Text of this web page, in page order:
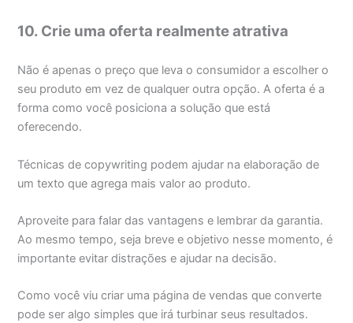
10. Crie uma oferta realmente atrativa
Não é apenas o preço que leva o consumidor a escolher o
seu produto em vez de qualquer outra opção. A oferta é a
forma como você posiciona a solução que está
oferecendo.
Técnicas de copywriting podem ajudar na elaboração de
um texto que agrega mais valor ao produto.
Aproveite para falar das vantagens e lembrar da garantia.
Ao mesmo tempo, seja breve e objetivo nesse momento, é
importante evitar distrações e ajudar na decisão.
Como você viu criar uma página de vendas que converte
pode ser algo simples que irá turbinar seus resultados.